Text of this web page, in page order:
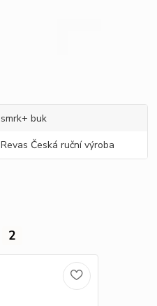
smrk+ buk
Revas Česká ruční výroba
2